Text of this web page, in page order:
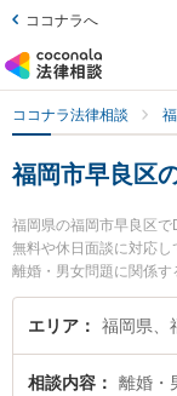
ココナラへ
ココナラ法律相談
福岡市早良区
福岡県の福岡市早良区
無料や休日面談に対応し
離婚・男女問題に関係
み検索もでき便利です
ぎ法律事務所の山本 恭
V離婚のトラブル解決の
エリア 福岡県、
相談内容 離婚・